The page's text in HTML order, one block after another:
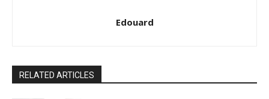
Edouard
RELATED ARTICLES